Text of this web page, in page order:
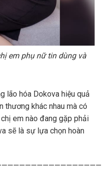
em phụ nữ tin dùng và
lão hóa Dokova hiệu quả
thương khác nhau mà có
em nào đang gặp phải
sẽ là sự lựa chọn hoàn